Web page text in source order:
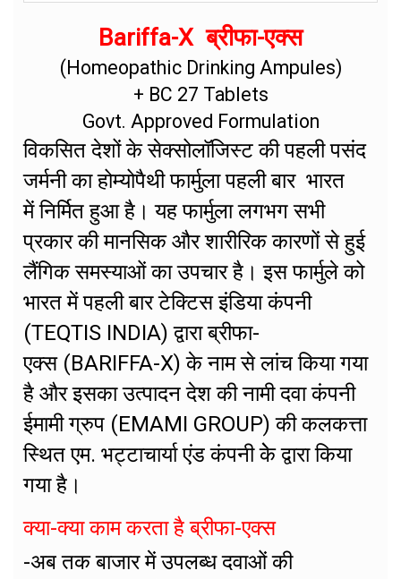
Bariffa-X ब्रीफा-एक्स
(Homeopathic Drinking Ampules)
+ BC 27 Tablets
Govt. Approved Formulation
विकसित देशों के सेक्सोलॉजिस्ट की पहली पसंद
जर्मनी का होम्योपैथी फार्मुला पहली बार भारत
में निर्मित हुआ है। यह फार्मुला लगभग सभी
प्रकार की मानसिक और शारीरिक कारणों से हुई
लैंगिक समस्याओं का उपचार है। इस फार्मुले को
भारत में पहली बार टेक्टिस इंडिया कंपनी
(TEQTIS INDIA) द्वारा ब्रीफा-
एक्स (BARIFFA-X) के नाम से लांच किया गया
है और इसका उत्पादन देश की नामी दवा कंपनी
ईमामी ग्रुप (EMAMI GROUP) की कलकत्ता
स्थित एम. भट्टाचार्या एंड कंपनी केे द्वारा किया
गया है।
क्या-क्या काम करता है ब्रीफा-एक्स
-अब तक बाजार में उपलब्ध दवाओं की